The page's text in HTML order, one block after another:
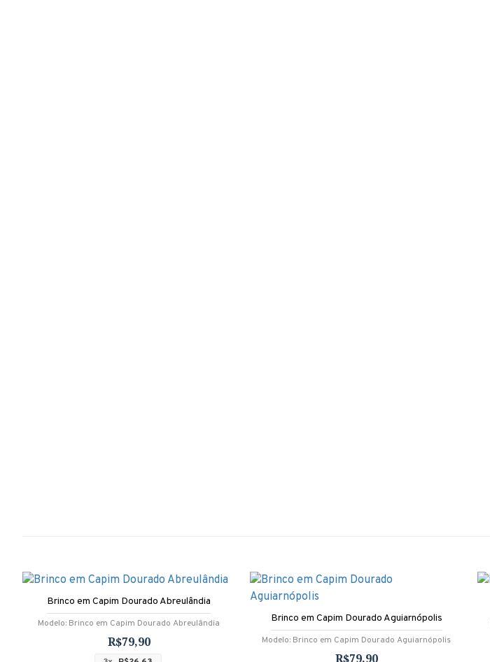
Modelo: Brinco em Capim Dourado Abreulândia
Brinco em Capim Dourado Abreulândia
R$79,90 Modelo: Brinco em Capim Dourado Aguiarnópolis
Brinco em Capim Dourado Aguiarnópolis
R$79,90